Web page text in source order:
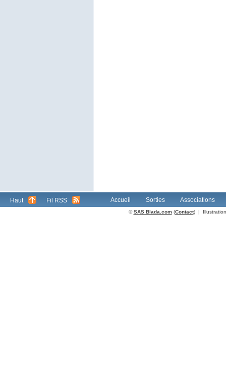
Haut Fil RSS Accueil Sorties Associations
©SAS Blada.com(Contact) |